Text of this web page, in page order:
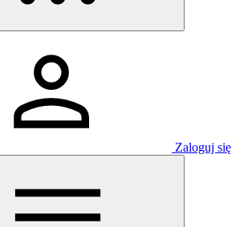
Zaloguj się